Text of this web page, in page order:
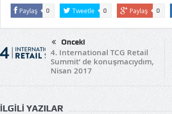
Paylaş 0 Tweetle 0 Paylaş 0
Önceki
4. International TCG Retail
Summit’ de konuşmacıydım,
Nisan 2017
İLGILI YAZILAR